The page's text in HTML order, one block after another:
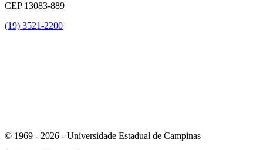
CEP 13083-889
(19) 3521-2200
© 1969 - 2026 - Universidade Estadual de Campinas